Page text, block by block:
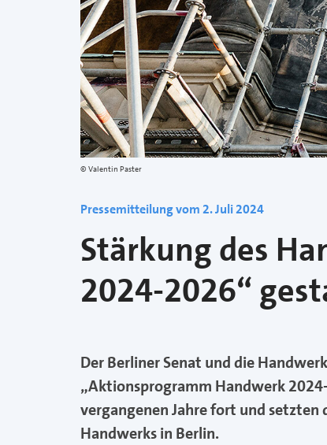
Valentin Paster
Pressemitteilung vom 2. Juli 2024
Stärkung des
2024-2026“
Der Berliner Senat und die
„Aktionsprogramm Handwerk
vergangenen Jahre fort und
Handwerks in Berlin.